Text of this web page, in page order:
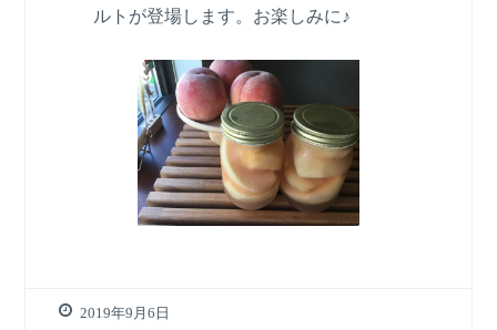
ルトが登場します。お楽しみに♪
2019年9月6日